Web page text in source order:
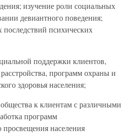
изучение роли социальных
девиантного поведения;
психических
поддержки клиентов,
программ охраны и
здоровья населения;
к клиентам с различными
программ
просвещения населения